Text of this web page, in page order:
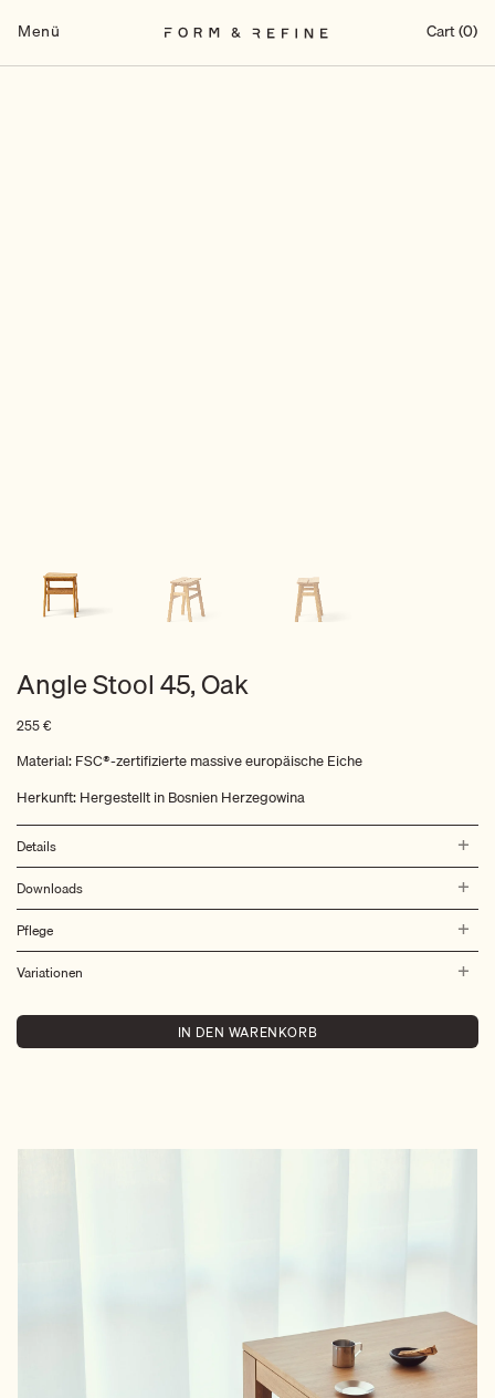
InhaltMenü Cart (0)
Angle Stool 45, Oak
255€
Material: FSC®-zertifizierte massive europäische Eiche
Herkunft: Hergestellt in Bosnien Herzegowina
Details
Downloads
Pflege
Variationen
IN DEN WARENKORB